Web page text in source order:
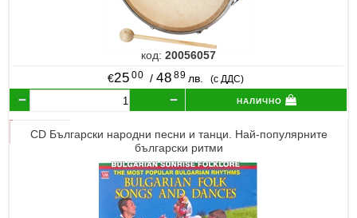
код: 20056057
€25 00 / 48 89 лв. (с ДДС)
налично
CD Български народни песни и танци. Най-популярните
български ритми